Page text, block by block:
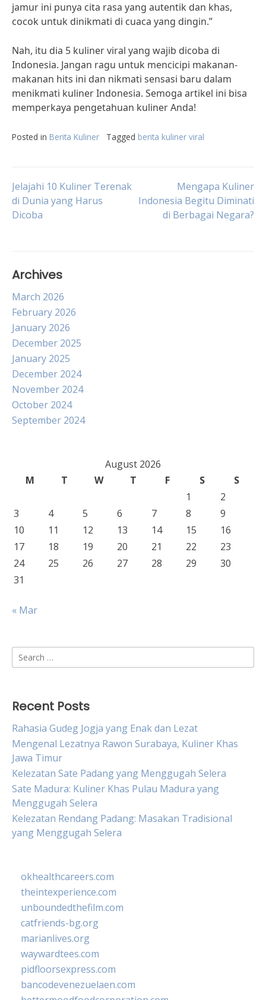
jamur ini punya cita rasa yang autentik dan khas,
cocok untuk dinikmati di cuaca yang dingin.”
Nah, itu dia 5 kuliner viral yang wajib dicoba di
Indonesia. Jangan ragu untuk mencicipi makanan-
makanan hits ini dan nikmati sensasi baru dalam
menikmati kuliner Indonesia. Semoga artikel ini bisa
memperkaya pengetahuan kuliner Anda!
Posted in Berita Kuliner Tagged berita kuliner viral
Post
navigation
Jelajahi 10 Kuliner Terenak
di Dunia yang Harus
Dicoba
Mengapa Kuliner
Indonesia Begitu Diminati
di Berbagai Negara?
Archives
March 2026
February 2026
January 2026
December 2025
January 2025
December 2024
November 2024
October 2024
September 2024
August 2026
M
T W T F S
S
1
2
3
4 5 6 7 8
9
10
11 12 13 14 15
16
17
18 19 20 21 22
23
24
25 26 27 28 29
30
31
« Mar
Search
for:
Recent Posts
Rahasia Gudeg Jogja yang Enak dan Lezat
Mengenal Lezatnya Rawon Surabaya, Kuliner Khas
Jawa Timur
Kelezatan Sate Padang yang Menggugah Selera
Sate Madura: Kuliner Khas Pulau Madura yang
Menggugah Selera
Kelezatan Rendang Padang: Masakan Tradisional
yang Menggugah Selera
okhealthcareers.com
theintexperience.com
unboundedthefilm.com
catfriends-bg.org
marianlives.org
waywardtees.com
pidfloorsexpress.com
bancodevenezuelaen.com